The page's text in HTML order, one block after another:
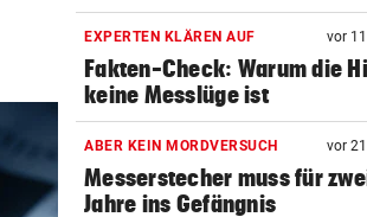
EXPERTEN KLÄREN AUF vor
Fakten-Check: Warum die
keine Messlüge ist
ABER KEIN MORDVERSUCH vor
Messerstecher muss für
Jahre ins Gefängnis